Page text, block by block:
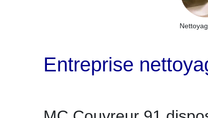
Entreprise